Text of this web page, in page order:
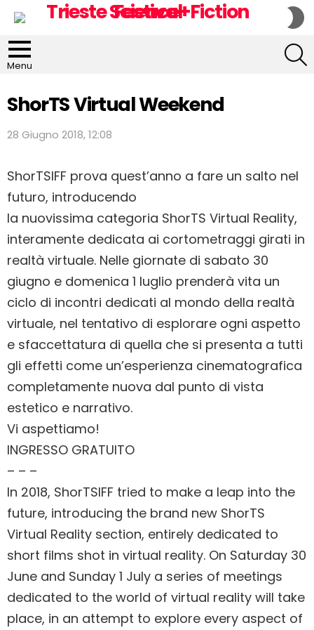
Menu
ShorTS Virtual Weekend
28 Giugno 2018, 12:08
ShorTSIFF prova quest’anno a fare un salto nel
futuro, introducendo
la nuovissima categoria ShorTS Virtual Reality,
interamente dedicata ai cortometraggi girati in
realtà virtuale. Nelle giornate di sabato 30
giugno e domenica 1 luglio prenderà vita un
ciclo di incontri dedicati al mondo della realtà
virtuale, nel tentativo di esplorare ogni aspetto
e sfaccettatura di quella che si presenta a tutti
gli effetti come un’esperienza cinematografica
completamente nuova dal punto di vista
estetico e narrativo.
Vi aspettiamo!
INGRESSO GRATUITO
– – –
In 2018, ShorTSIFF tried to make a leap into the
future, introducing the brand new ShorTS
Virtual Reality section, entirely dedicated to
short films shot in virtual reality. On Saturday 30
June and Sunday 1 July a series of meetings
dedicated to the world of virtual reality will take
place, in an attempt to explore every aspect of